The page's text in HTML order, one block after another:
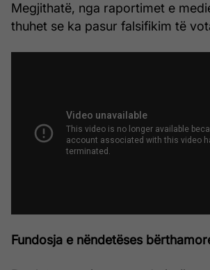
Megjithatë, nga raportimet e
thuhet se ka pasur falsifikim të
Fundosja e nëndetëses